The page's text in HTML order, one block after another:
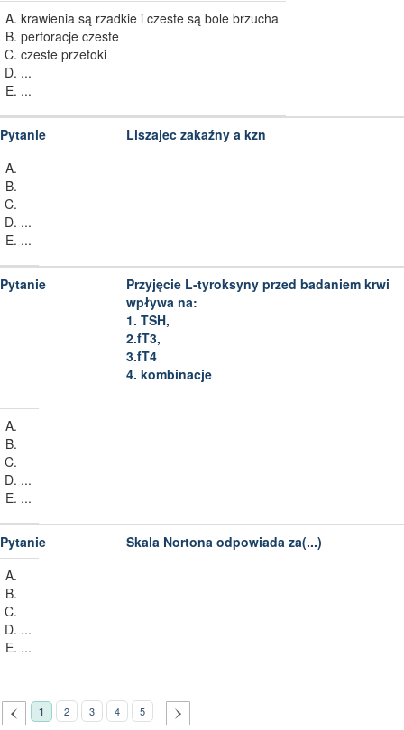
krawienia są rzadkie i czeste są bole brzucha
perforacje czeste
czeste przetoki
...
...
Liszajec zakaźny a kzn
...
...
Przyjęcie L-tyroksyny przed badaniem krwi
wpływa na:
1. TSH,
2.fT3,
3.fT4
4. kombinacje
...
...
Skala Nortona odpowiada za(...)
...
...
1 2 3 4 5